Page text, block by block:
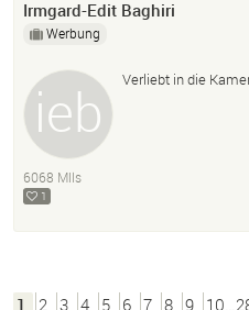
Irmgard-Edit Baghiri
Werbung
Verliebt in die
6068 MIls
1
1 2 3 4 5 6 7 8 9